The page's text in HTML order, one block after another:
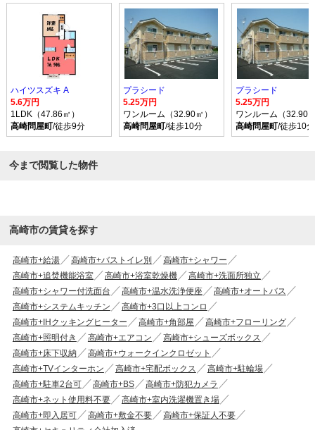
ハイツスズキ A
5.6万円
1LDK（47.86㎡）
高崎問屋町/徒歩9分
プラシード
5.25万円
ワンルーム（32.90㎡）
高崎問屋町/徒歩10分
プラシード
5.25万円
ワンルーム（32.90
高崎問屋町/徒歩10分
今まで閲覧した物件
高崎市の賃貸を探す
高崎市+給湯 高崎市+バストイレ別
高崎市+シャワー
高崎市+追焚機能浴室
高崎市+浴室乾燥機
高崎市+洗面所独立
高崎市+シャワー付洗面台
高崎市+温水洗浄便座
高崎市+オートバス
高崎市+システムキッチン
高崎市+3口以上コンロ
高崎市+IHクッキングヒーター
高崎市+角部屋
高崎市+フローリング
高崎市+照明付き
高崎市+エアコン
高崎市+シューズボックス
高崎市+床下収納
高崎市+ウォークインクロゼット
高崎市+TVインターホン
高崎市+宅配ボックス
高崎市+駐輪場
高崎市+駐車2台可
高崎市+BS
高崎市+防犯カメラ
高崎市+ネット使用料不要
高崎市+室内洗濯機置き場
高崎市+即入居可
高崎市+敷金不要
高崎市+保証人不要